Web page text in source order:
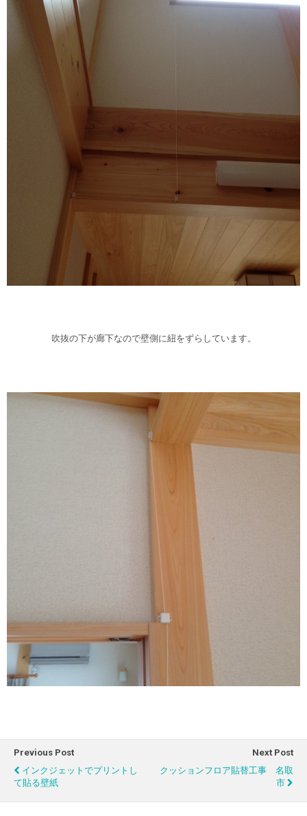
吹抜の下が廊下なので壁側に紐をずらしています。
Previous Post
インクジェットでプリントし
て貼る壁紙
Next Post
クッションフロア貼替工事 名取
市